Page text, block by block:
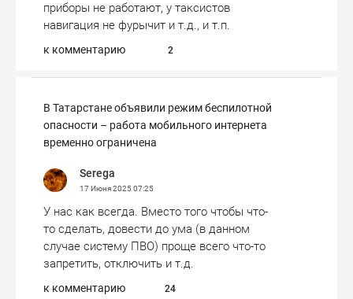
приборы не работают, у таксистов
навигация не фурычит и т.д., и т.п.
к комментарию 2
В Татарстане объявили режим беспилотной
опасности – работа мобильного интернета
временно ограничена
Serega
17 Июня 202507:25
У нас как всегда. Вместо того чтобы что-
то сделать, довести до ума (в данном
случае систему ПВО) проще всего что-то
запретить, отключить и т.д.
к комментарию 24